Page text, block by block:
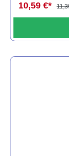
10,59 €*